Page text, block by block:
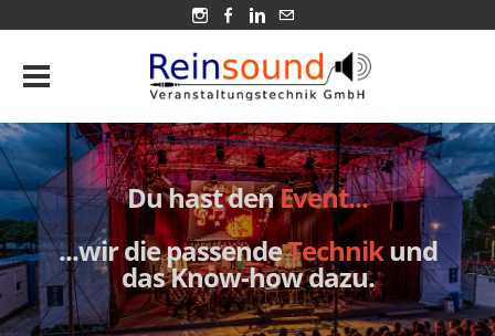
Du hast denEvent...
​...wir die passendeTechnikund
dasKnow-how dazu.